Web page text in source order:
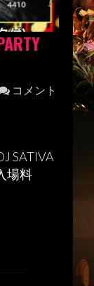
コメント
SATIVA
場料